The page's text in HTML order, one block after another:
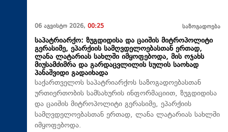
06 აგვისტო 2026, 00:25 საზოგადოება
საპატრიარქო: ზუგდიდისა და ცაიშის მიტროპოლიტი
გერასიმე, ეპარქიის სამღვდელოებასთან ერთად,
ლანა ლატარიას სახლში იმყოფებოდა, მის ოჯახს
მიუსამძიმრა და გარდაცვლილის სულის საოხად
პანაშვიდი გადაიხადა
საქართველოს საპატრიარქოს საზოგადოებასთან
ურთიერთობის სამსახურის ინფორმაციით, ზუგდიდისა
და ცაიშის მიტროპოლიტი გერასიმე, ეპარქიის
სამღვდელოებასთან ერთად, ლანა ლატარიას სახლში
იმყოფებოდა.